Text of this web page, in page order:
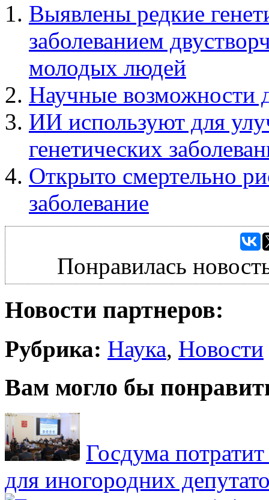
Выявлены редкие
заболеванием
молодых людей
Научные возможности
ИИ используют для
генетических
Открыто смертельно
заболевание
Понравилась
Новости партнеров:
Рубрика: Наука, Новости
Вам могло бы
Госдума
для иногородних